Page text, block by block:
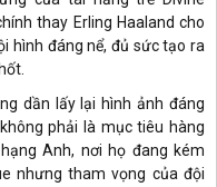
thay Erling Haaland cho
hình đáng nể, đủ sức tạo ra
dần lấy lại hình ảnh đáng
phải là mục tiêu hàng
Anh, nơi họ đang kém
nhưng tham vọng của đội